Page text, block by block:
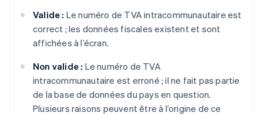
Valide : Le numéro de TVA intracommunautaire est
correct ; les données fiscales existent et sont
affichées à l’écran.
Non valide : Le numéro de TVA
intracommunautaire est erroné ; il ne fait pas partie
de la base de données du pays en question.
Plusieurs raisons peuvent être à l’origine de ce